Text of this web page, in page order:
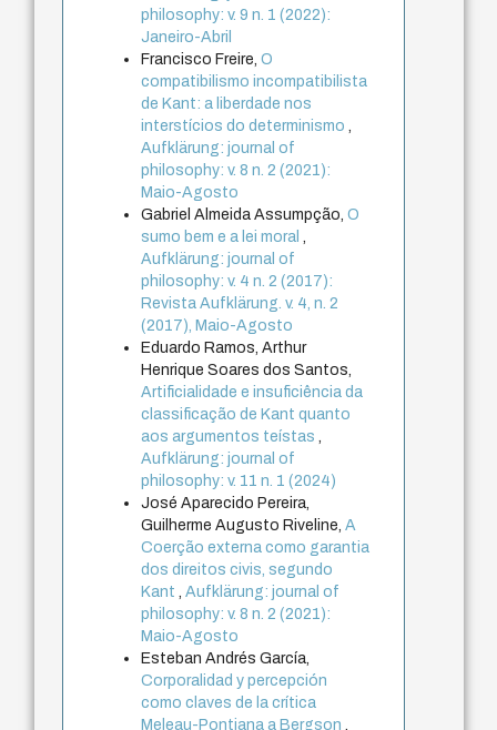
philosophy: v. 9 n. 1 (2022):
Janeiro-Abril
Francisco Freire,O
compatibilismo incompatibilista
de Kant: a liberdade nos
interstícios do determinismo
Aufklärung: journal of
philosophy: v. 8 n. 2 (2021):
Maio-Agosto
Gabriel Almeida Assumpção,O
sumo bem e a lei moral
Aufklärung: journal of
philosophy: v. 4 n. 2 (2017):
Revista Aufklärung. v. 4, n. 2
(2017), Maio-Agosto
Eduardo Ramos, Arthur
Henrique Soares dos Santos,
Artificialidade e insuficiência da
classificação de Kant quanto
aos argumentos teístas
Aufklärung: journal of
philosophy: v. 11 n. 1 (2024)
José Aparecido Pereira,
Guilherme Augusto Riveline,A
Coerção externa como garantia
dos direitos civis, segundo
Kant
,Aufklärung: journal of
philosophy: v. 8 n. 2 (2021):
Maio-Agosto
Esteban Andrés García,
Corporalidad y percepción
como claves de la crítica
Meleau-Pontiana a Bergson